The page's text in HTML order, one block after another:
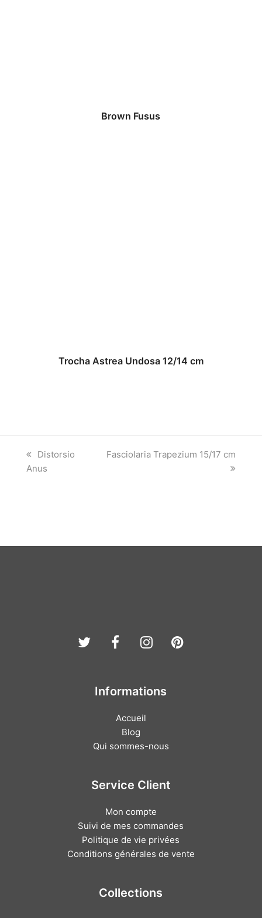
Brown Fusus
Trocha Astrea Undosa 12/14 cm
previous
post:
Distorsio
Anus
next
Fasciolaria Trapezium 15/17 cm
TwitterFacebook
Instagram
Pinterest
Informations
Accueil
Blog
Qui sommes-nous
Service Client
Mon compte
Suivi de mes commandes
Politique de vie privées
Conditions générales de vente
Collections